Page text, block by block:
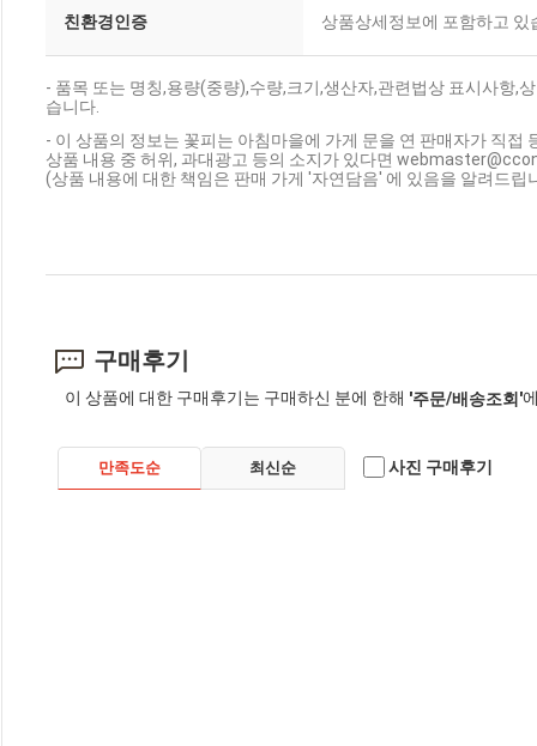
친환경인증 상품상세정보에 포함하고 있
- 품목 또는 명칭,용량(중량),수량,크기,생산자,관련법상 표시사항,
습니다.
- 이 상품의 정보는 꽃피는 아침마을에 가게 문을 연 판매자가 직접
상품 내용 중 허위, 과대광고 등의 소지가 있다면
(상품 내용에 대한 책임은 판매 가게 '자연담음' 에 있음을 알려드립
구매후기
이 상품에 대한 구매후기는 구매하신 분에 한해 '주문/배송조회'
만족도순 최신순 사진 구매후기